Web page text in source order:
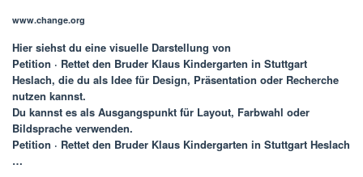
www.change.org
Hier siehst du eine visuelle Darstellung von
Petition · Rettet den Bruder Klaus Kindergarten in Stuttgart
Heslach, die du als Idee für Design, Präsentation oder Recherche
nutzen kannst.
Du kannst es als Ausgangspunkt für Layout, Farbwahl oder
Bildsprache verwenden.
Petition · Rettet den Bruder Klaus Kindergarten in Stuttgart Heslach
…